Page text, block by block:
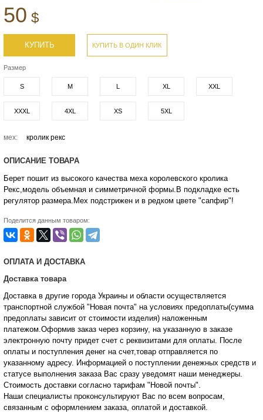
50 $
КУПИТЬ КУПИТЬ В ОДИН КЛИК
Размер
S M L XL XXL
XXXL 4XL XS 5XL
мех: кролик рекс
ОПИСАНИЕ ТОВАРА
Берет пошит из высокого качества меха королевского кролика
Рекс,модель объемная и симметричной формы.В подкладке есть
регулятор размера.Мех подстрижен и в редком цвете "сапфир"!
Поделится данным товаром:
ОПЛАТА И ДОСТАВКА
Доставка товара
Доставка в другие города Украины и области осуществляется
транспортной службой "Новая почта" на условиях предоплаты(сумма
предоплаты зависит от стоимости изделия) наложенным
платежом.Оформив заказ через корзину, на указанную в заказе
электронную почту придет счет с реквизитами для оплаты. После
оплаты и поступления денег на счет,товар отправляется по
указанному адресу. Информацией о поступлении денежных средств и
статусе выполнения заказа Вас сразу уведомят наши менеджеры.
Стоимость доставки согласно тарифам "Новой почты".
Наши специалисты проконсультируют Вас по всем вопросам,
связанным с оформлением заказа, оплатой и доставкой.